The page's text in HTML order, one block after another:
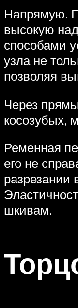
Напрямую.
высокую
способами
узла не
позволяя
Через
косозубых,
Ременная
его не
разрезании
шкивам.